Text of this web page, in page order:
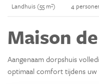
Landhuis (55 m²) 4
Maison
Aangenaam dorpshuis
optimaal comfort tijdens